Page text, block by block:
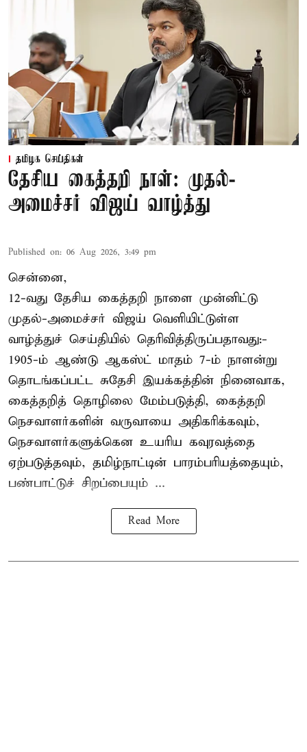
தமிழக செய்திகள்
தேசிய கைத்தறி நாள்: முதல்-
அமைச்சர் விஜய் வாழ்த்து
Published on: 06 Aug 2026, 3:49 pm
சென்னை,
12-வது தேசிய கைத்தறி நாளை முன்னிட்டு
முதல்-அமைச்சர் விஜய் வெளியிட்டுள்ள
வாழ்த்துச் செய்தியில் தெரிவித்திருப்பதாவது:-
1905-ம் ஆண்டு ஆகஸ்ட் மாதம் 7-ம் நாளன்று
தொடங்கப்பட்ட சுதேசி இயக்கத்தின் நினைவாக,
கைத்தறித் தொழிலை மேம்படுத்தி, கைத்தறி
நெசவாளர்களின் வருவாயை அதிகரிக்கவும்,
நெசவாளர்களுக்கென உயரிய கவுரவத்தை
ஏற்படுத்தவும், தமிழ்நாட்டின் பாரம்பரியத்தையும்,
பண்பாட்டுச் சிறப்பையும் ...
Read More